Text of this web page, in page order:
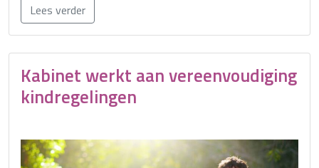
Lees verder
Kabinet werkt aan vereenvoudiging
kindregelingen